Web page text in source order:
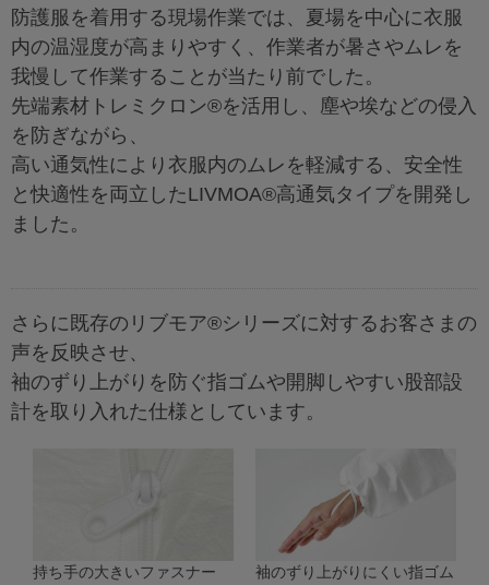
防護服を着用する現場作業では、夏場を中心に衣服
内の温湿度が高まりやすく、作業者が暑さやムレを
我慢して作業することが当たり前でした。
先端素材トレミクロン®を活用し、塵や埃などの侵入
を防ぎながら、
高い通気性により衣服内のムレを軽減する、安全性
と快適性を両立したLIVMOA®高通気タイプを開発し
ました。
さらに既存のリブモア®シリーズに対するお客さまの
声を反映させ、
袖のずり上がりを防ぐ指ゴムや開脚しやすい股部設
計を取り入れた仕様としています。
持ち手の大きいファスナー 袖のずり上がりにくい指ゴム